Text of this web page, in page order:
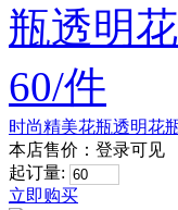
时尚精美花瓶透明花
本店售价： 登录可见
起订量:
立即购买